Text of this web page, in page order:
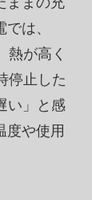
は、
熱が高く
停止した
い」と感
度や使用